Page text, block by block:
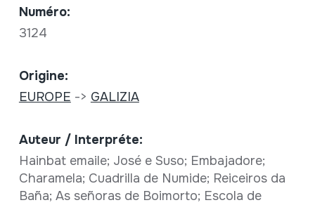
Numéro:
3124
Origine:
EUROPE -> GALIZIA
Auteur / Interpréte:
Hainbat emaile; José e Suso; Embajadore;
Charamela; Cuadrilla de Numide; Reiceiros da
Baña; As señoras de Boimorto; Escola de